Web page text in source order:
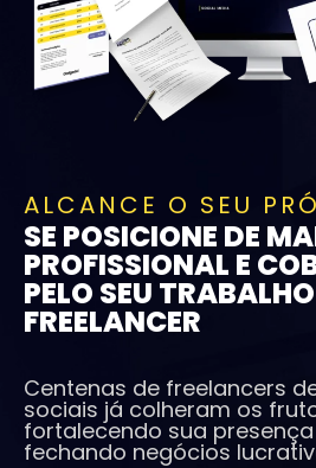
ALCANCE O SEU
SE POSICIONE DE
PROFISSIONAL E
PELO SEU
FREELANCER
Centenas de freelancers
sociais já colheram os
fortalecendo sua
fechando negócios